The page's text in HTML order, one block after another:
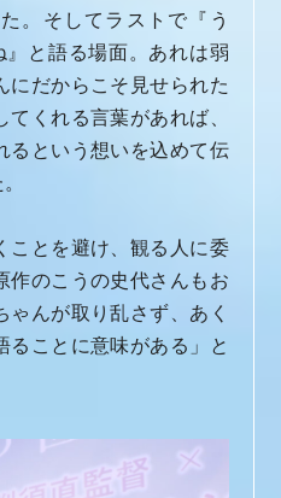
。そしてラストで『う
と語る場面。あれは弱
にだからこそ見せられた
くれる言葉があれば、
るという想いを込めて伝
ことを避け、観る人に委
作のこうの史代さんもお
んが取り乱さず、あく
ることに意味がある」と